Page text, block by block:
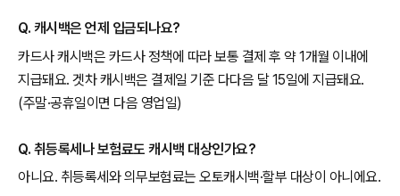
Q. 캐시백은 언제 입금되나요?
카드사 캐시백은 카드사 정책에 따라 보통 결제 후 약 1개월 이내에
지급돼요. 겟차 캐시백은 결제일 기준 다다음 달 15일에 지급돼요.
(주말·공휴일이면 다음 영업일)
Q. 취등록세나 보험료도 캐시백 대상인가요?
아니요. 취등록세와 의무보험료는 오토캐시백·할부 대상이 아니에요.